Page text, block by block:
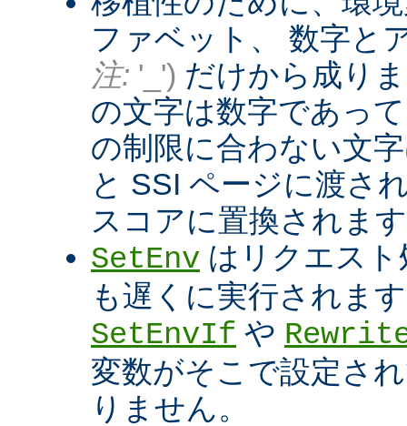
ファベット、 数字と
注: '_') だけから成り
の文字は数字であっ
の制限に合わない文
と SSI ページに渡さ
スコアに置換されま
SetEnv はリクエス
も遅くに実行されま
SetEnvIf や
変数がそこで設定さ
りません。